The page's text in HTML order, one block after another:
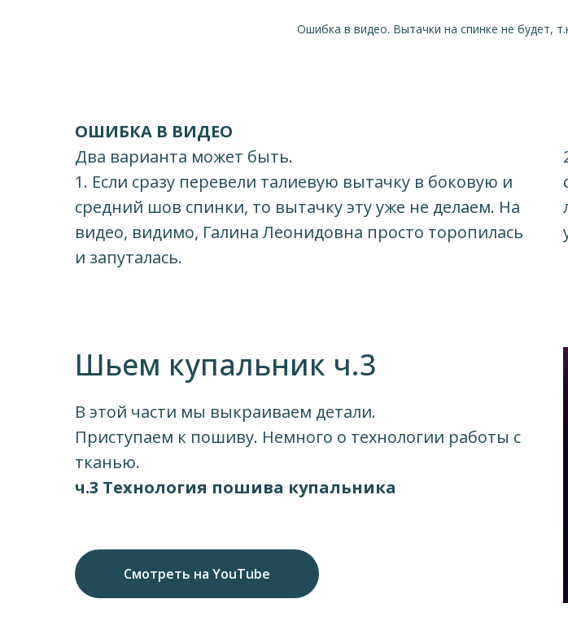
Ошибка в видео. Вытачки на спинке не будет,
ОШИБКА В ВИДЕО
Два варианта может быть.
1. Если сразу перевели талиевую вытачку в боковую и
средний шов спинки, то вытачку эту уже не делаем. На
видео, видимо, Галина Леонидовна просто торопилась
и запуталась.
Шьем купальник ч.3
В этой части мы выкраиваем детали.
Приступаем к пошиву. Немного о технологии работы с
тканью.
ч.3 Технология пошива купальника
Смотреть на YouTube